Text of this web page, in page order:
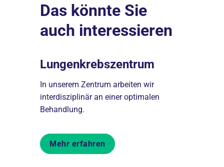
Das könnte Sie
auch interessieren
Lungenkrebszentrum
In unserem Zentrum arbeiten wir
interdisziplinär an einer optimalen
Behandlung.
Mehr erfahren